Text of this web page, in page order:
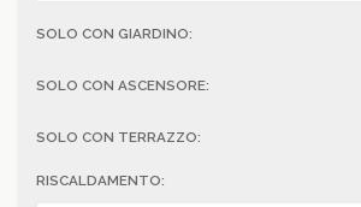
SOLO CON GIARDINO:
SOLO CON ASCENSORE:
SOLO CON TERRAZZO:
RISCALDAMENTO: